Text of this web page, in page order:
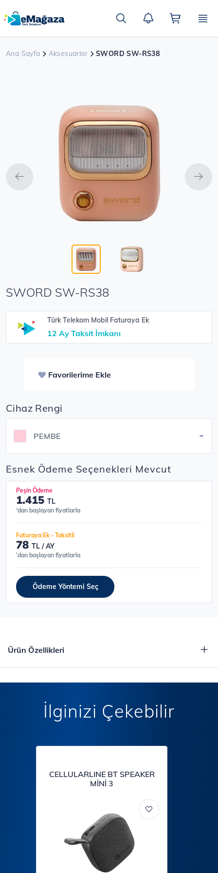
içeriğe
Ara
Ana Sayfa Aksesuarlar SWORD SW-RS38
SWORD SW-RS38
Türk Telekom Mobil Faturaya Ek
12 Ay Taksit İmkanı
Favorilerime Ekle
Cihaz Rengi
PEMBE
Esnek Ödeme Seçenekleri Mevcut
Peşin Ödeme
1.415 TL
‘dan başlayan fiyatlarla
Faturaya Ek - Taksitli
78 TL / AY
’dan başlayan fiyatlarla
Ödeme Yöntemi Seç
Ürün Özellikleri
İlginizi Çekebilir
CELLULARLINE BT SPEAKER
MİNİ 3